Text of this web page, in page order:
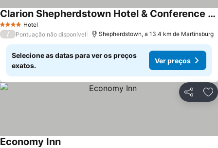
4 EstrelasHotel
Clarion Shepherdstown Hotel & Conference Center
/ Pontuação não disponível Shepherdstown, a 13.4 km de Martinsburg
Selecione as datas para ver os preços
exatos.
Ver preços
Partilhar
Economy Inn